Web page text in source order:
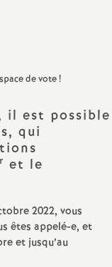
t
i
o
a
il est possible
qui
et le
2022, vous
êtes appelé-e, et
et jusqu’au